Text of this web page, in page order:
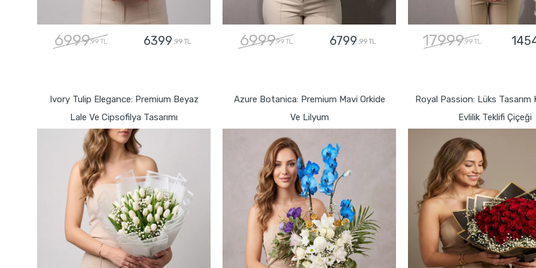
6999,99 TL 6399 ,99 TL 6999,99 TL 6799 ,99 TL 17999,99 TL
Ivory Tulip Elegance: Premium Beyaz
Lale Ve Cipsofilya Tasarımı
Azure Botanica: Premium Mavi Orkide
Ve Lilyum
Royal Passion: Lüks Tasarım
Evlilik Teklifi Çiçeği